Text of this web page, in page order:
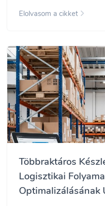
Elolvasom a cikket
Többraktáros
Logisztikai
Optimalizálásának